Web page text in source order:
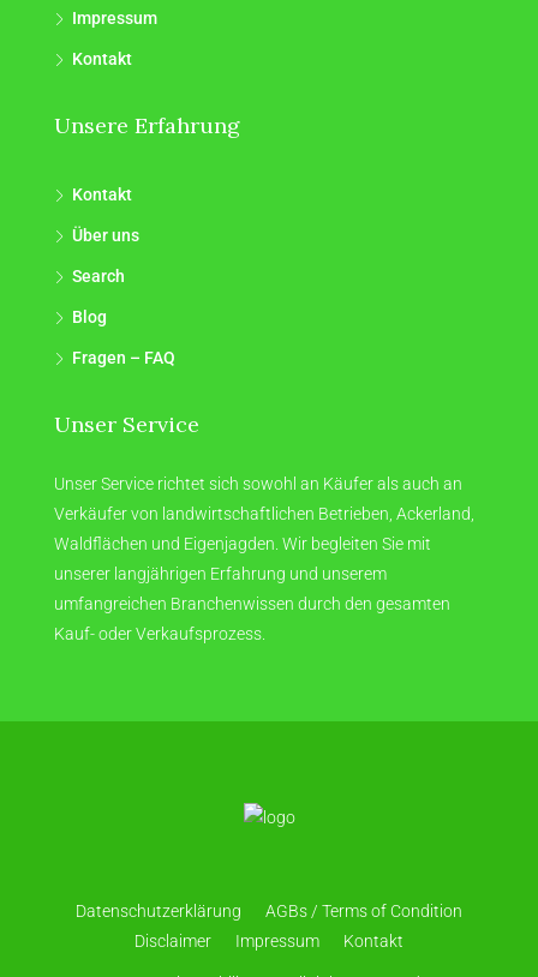
Impressum
Kontakt
Unsere Erfahrung
Kontakt
Über uns
Search
Blog
Fragen – FAQ
Unser Service
Unser Service richtet sich sowohl an Käufer als auch an
Verkäufer von landwirtschaftlichen Betrieben, Ackerland,
Waldflächen und Eigenjagden. Wir begleiten Sie mit
unserer langjährigen Erfahrung und unserem
umfangreichen Branchenwissen durch den gesamten
Kauf- oder Verkaufsprozess.
Datenschutzerklärung
AGBs / Terms of Condition
Disclaimer
Impressum Kontakt